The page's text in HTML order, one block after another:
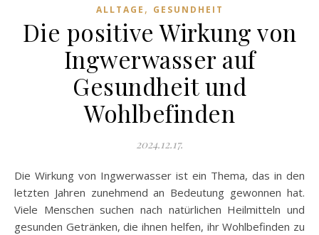
ALLTAGE , GESUNDHEIT
Die positive Wirkung von
Ingwerwasser auf
Gesundheit und
Wohlbefinden
2024.12.17.
Die Wirkung von Ingwerwasser ist ein Thema, das in den
letzten Jahren zunehmend an Bedeutung gewonnen hat.
Viele Menschen suchen nach natürlichen Heilmitteln und
gesunden Getränken, die ihnen helfen, ihr Wohlbefinden zu